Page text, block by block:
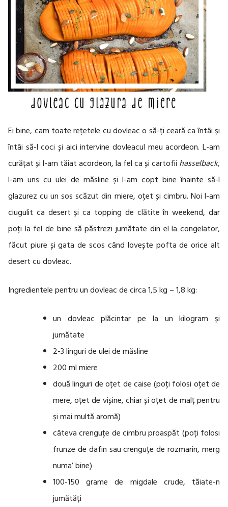
Ei bine, cam toate rețetele cu dovleac o să-ți ceară ca întâi și
întâi să-l coci și aici intervine dovleacul meu acordeon. L-am
curățat și l-am tăiat acordeon, la fel ca și cartofii hasselback,
l-am uns cu ulei de măsline și l-am copt bine înainte să-l
glazurez cu un sos scăzut din miere, oțet și cimbru. Noi l-am
ciugulit ca desert și ca topping de clătite în weekend, dar
poți la fel de bine să păstrezi jumătate din el la congelator,
făcut piure și gata de scos când lovește pofta de orice alt
desert cu dovleac.
Ingredientele pentru un dovleac de circa 1,5 kg – 1,8 kg:
un dovleac plăcintar pe la un kilogram și
jumătate
2-3 linguri de ulei de măsline
200 ml miere
două linguri de oțet de caise (poți folosi oțet de
mere, oțet de vișine, chiar și oțet de malț pentru
și mai multă aromă)
câteva crenguțe de cimbru proaspăt (poți folosi
frunze de dafin sau crenguțe de rozmarin, merg
numa’ bine)
100-150 grame de migdale crude, tăiate-n
jumătăți